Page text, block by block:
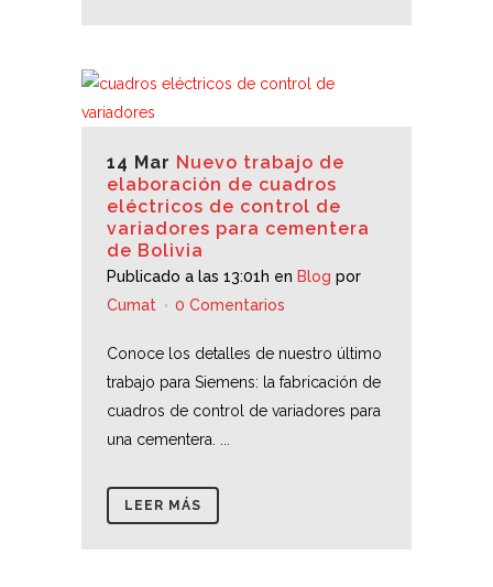
14 Mar Nuevo trabajo de
elaboración de cuadros
eléctricos de control de
variadores para cementera
de Bolivia
Publicado a las 13:01h en Blog por
Cumat
0 Comentarios
Conoce los detalles de nuestro último
trabajo para Siemens: la fabricación de
cuadros de control de variadores para
una cementera. ...
LEER MÁS